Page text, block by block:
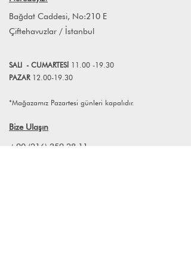
bir hikayeden yola çıkarak biçim
veriyor. Maiizen'in tüm sarkıt
k tasarımları el yapımı; bu yüzden her
bir parça eşsiz ve kişiye özel.
Bağdat Caddesi, No:210 E
Çiftehavuzlar / İstanbul
SALI - CUMARTESİ 11.00 -19.30
PAZAR 12.00-19.30
*Mağazamız Pazartesi günleri kapalıdır.
Bize Ulaşın
+90 (216) 359 28 11